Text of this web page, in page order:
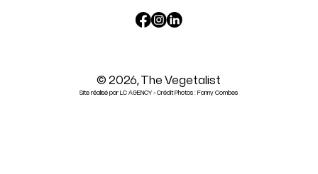
© 2026,The Vegetalist
Site réalisé par LC AGENCY - Crédit Photos : Fanny Combes